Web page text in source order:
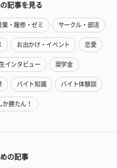
記事を見る
業・履修・ゼミ サークル・部活
お出かけ・イベント 恋愛
インタビュー 奨学金
バイト知識 バイト体験談
か勝たん！
の記事